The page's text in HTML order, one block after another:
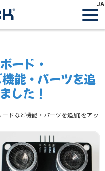
JA
ード・
能・パーツを追
した！
ドなど機能・パーツを追加)をアッ